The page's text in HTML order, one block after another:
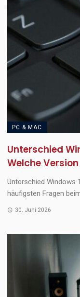
PC & MAC
Unterschied
Welche
Unterschied Windows
häufigsten Fragen
30. Juni 2026